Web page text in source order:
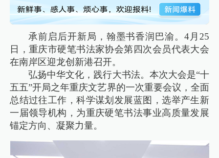
承前启后开新局，翰墨书香润巴渝。4月25
日，重庆市硬笔书法家协会第四次会员代表大会
在南岸区迎龙创新港召开。
弘扬中华文化，践行大书法。本次大会是“十
五五”开局之年重庆文艺界的一次重要会议，全面
总结过往工作，科学谋划发展蓝图，选举产生新
一届领导机构，为重庆硬笔书法事业高质量发展
锚定方向、凝聚力量。